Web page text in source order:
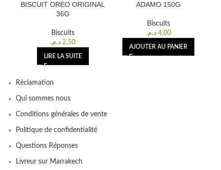
BISCUIT OREO ORIGINAL
36G
Biscuits
2,50 د.م.
LIRE LA SUITE
ADAMO 150G
Biscuits
4,00 د.م.
AJOUTER AU PANIER
Réclamation
Qui sommes nous
Conditions générales de vente
Politique de confidentialité
Questions Réponses
Livreur sur Marrakech